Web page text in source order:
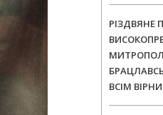
РІЗДВЯНЕ
ВСІМ